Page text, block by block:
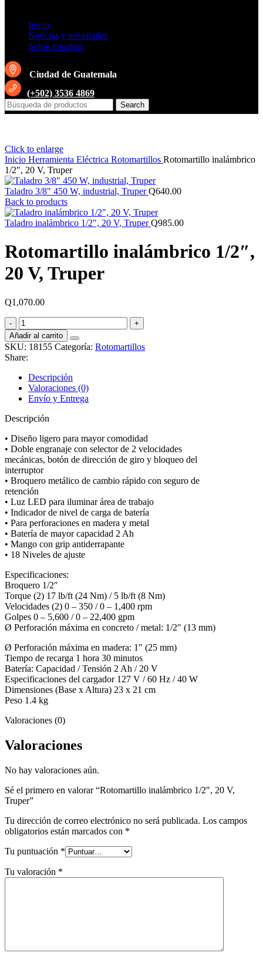
Inicio
Noticias y novedades
Sobre nosotros
Ciudad de Guatemala
(+502) 3536 4869
Search
Click to enlarge
Inicio Herramienta Eléctrica Rotomartillos Rotomartillo inalámbrico
1/2″, 20 V, Truper
Taladro 3/8" 450 W, industrial, TruperQ640.00
Back to products
Taladro inalámbrico 1/2", 20 V, TruperQ985.00
Rotomartillo inalámbrico 1/2″,
20 V, Truper
Q1,070.00
Rotomartillo
inalámbrico
1/2",
20
V,
Truper
cantidad
Añadir al carrito
SKU: 18155 Categoría: Rotomartillos
Share:
Descripción
Valoraciones (0)
Envío y Entrega
Descripción
• Diseño ligero para mayor comodidad
• Doble engranaje con selector de 2 velocidades
mecánicas, botón de dirección de giro y bloqueo del
interruptor
• Broquero metálico de cambio rápido con seguro de
retención
• Luz LED para iluminar área de trabajo
• Indicador de nivel de carga de batería
• Para perforaciones en madera y metal
• Batería de mayor capacidad 2 Ah
• Mango con grip antiderrapante
• 18 Niveles de ajuste
Especificaciones:
Broquero 1/2″
Torque (2) 17 lb/ft (24 Nm) / 5 lb/ft (8 Nm)
Velocidades (2) 0 – 350 / 0 – 1,400 rpm
Golpes 0 – 5,600 / 0 – 22,400 gpm
Ø Perforación máxima en concreto / metal: 1/2″ (13 mm)
Ø Perforación máxima en madera: 1″ (25 mm)
Tiempo de recarga 1 hora 30 minutos
Batería: Capacidad / Tensión 2 Ah / 20 V
Especificaciones del cargador 127 V / 60 Hz / 40 W
Dimensiones (Base x Altura) 23 x 21 cm
Peso 1.4 kg
Valoraciones (0)
Valoraciones
No hay valoraciones aún.
Sé el primero en valorar “Rotomartillo inalámbrico 1/2″, 20 V,
Truper”
Tu dirección de correo electrónico no será publicada. Los campos
obligatorios están marcados con *
Tu puntuación *
Tu valoración *